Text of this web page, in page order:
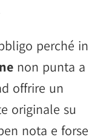
perché in
non punta a
offrire un
originale su
nota e forse